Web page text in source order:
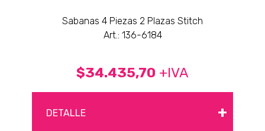
Sabanas 4 Piezas 2 Plazas Stitch
Art.: 136-6184
$34.435,70 +IVA
DETALLE +